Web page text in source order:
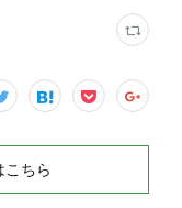
こちら